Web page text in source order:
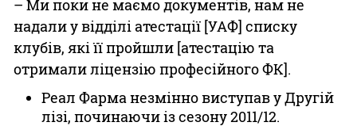
– Ми поки не маємо документів, нам не
надали у відділі атестації [УАФ] списку
клубів, які її пройшли [атестацію та
отримали ліцензію професійного ФК].
Реал Фарма незмінно виступав у Другій
лізі, починаючи із сезону 2011/12.